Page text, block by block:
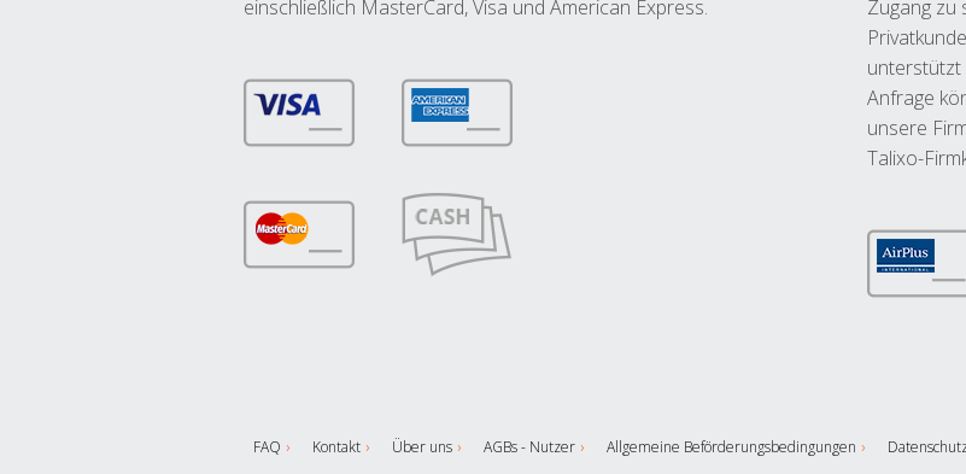
einschließlich MasterCard, Visa und American Express.
Zugang zu
unterstützt
Anfrage
unsere
Talixo-
FAQ Kontakt Über uns AGBs - Nutzer Allgemeine Beförderungsbedingungen